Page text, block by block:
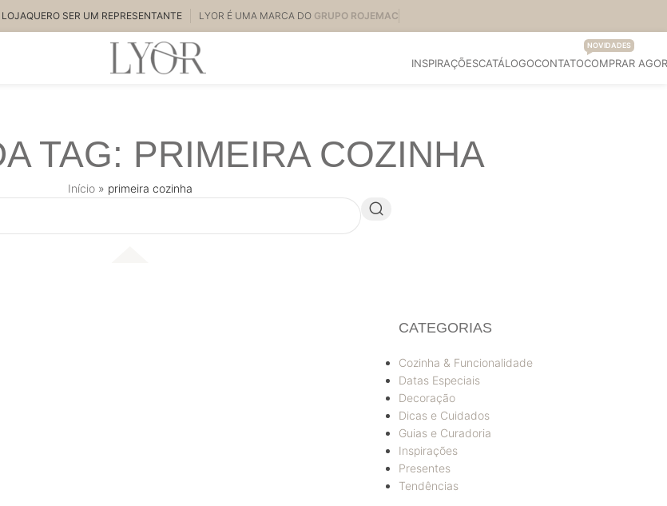
LOJAQUERO SER UM REPRESENTANTE LYOR É UMA MARCA DO GRUPO ROJEMAC
INSPIRAÇÕESCATÁLOGOCONTATOCOMPRAR
NOVIDADES
TAG: PRIMEIRA COZINHA
Início» primeira cozinha
CATEGORIAS
Cozinha & Funcionalidade
Datas Especiais
Decoração
Dicas e Cuidados
Guias e Curadoria
Inspirações
Presentes
Tendências